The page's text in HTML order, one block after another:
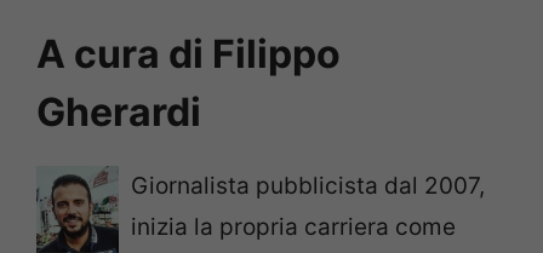
A cura di Filippo
Gherardi
Giornalista pubblicista dal 2007,
inizia la propria carriera come